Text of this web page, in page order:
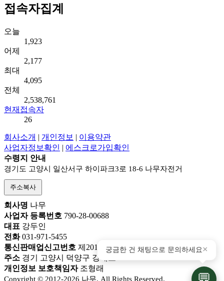
접속자집계
오늘
1,923
어제
2,177
최대
4,095
전체
2,538,761
현재접속자
26
회사소개 | 개인정보 | 이용약관
사업자정보확인 | 에스크로가입확인
수령지 안내
경기도 고양시 일산서구 하이파크3로 18-6 나무자전거
주소복사
회사명 나무
사업자 등록번호 790-28-00688
대표 강두인
전화031-971-5455
통신판매업신고번호 제2018-고양덕양구-0777호
주소 경기 고양시 덕양구 강매로 256-21
개인정보 보호책임자조형래
Copyright © 2012-2026 나무. All Rights Reserved.
궁금한 건 채팅으로 문의하세요 ×